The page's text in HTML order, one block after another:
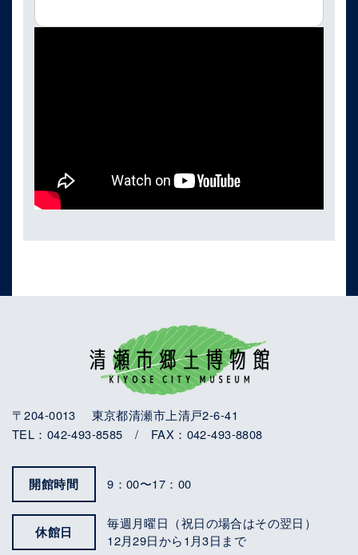
〒204-0013 東京都清瀬市上清戸2-6-41
TEL：042-493-8585 / FAX：042-493-8808
開館時間 9：00〜17：00
休館日
毎週月曜日（祝日の場合はその翌日）
12月29日から1月3日まで